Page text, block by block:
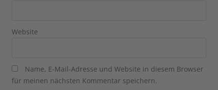
Website
Name, E-Mail-Adresse und Website in diesem Browser
für meinen nächsten Kommentar speichern.